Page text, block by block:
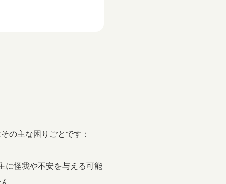
の主な困りごとです：
に怪我や不安を与える可能
。